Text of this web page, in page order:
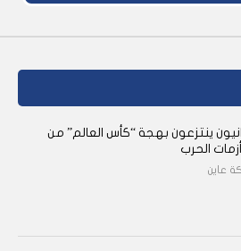
ينتزعون بهجة “كأس العالم” من
الحرب
عاين